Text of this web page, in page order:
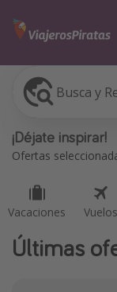
Busca y
¡Déjate inspirar!
Ofertas
Vacaciones Vuelos
Vacaciones
Vuelos
Viajes
Últimas